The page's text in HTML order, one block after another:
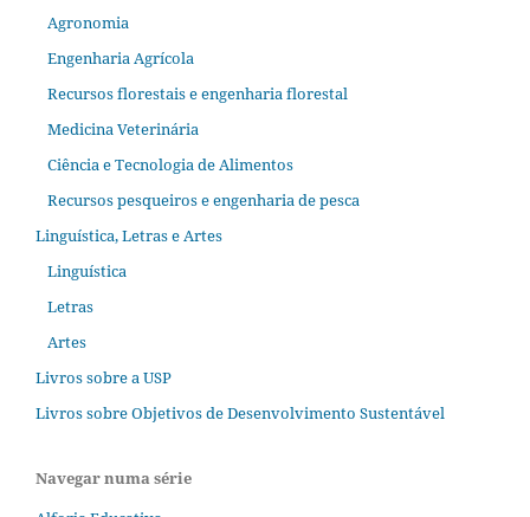
Agronomia
Engenharia Agrícola
Recursos florestais e engenharia florestal
Medicina Veterinária
Ciência e Tecnologia de Alimentos
Recursos pesqueiros e engenharia de pesca
Linguística, Letras e Artes
Linguística
Letras
Artes
Livros sobre a USP
Livros sobre Objetivos de Desenvolvimento Sustentável
Navegar numa série